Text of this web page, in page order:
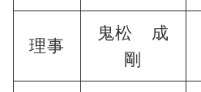
理事
鬼松 成
剛